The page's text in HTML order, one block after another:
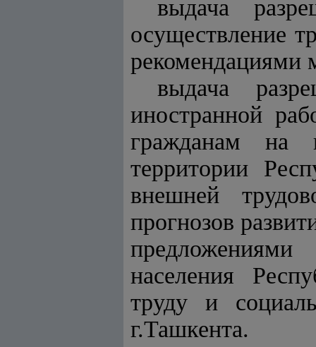
выдача
осуществление
рекомендациями
выдача
иностранной
гражданам на
территории
внешней
прогнозов
населения
труду и
г.Ташкента.